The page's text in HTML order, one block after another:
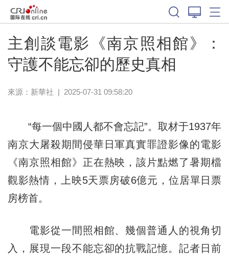
主創談電影《南京照相館》：
守護不能忘卻的歷史真相
來源： 新華社 | 2025-07-31 09:58:20
“每一個中國人都不會忘記”。取材于1937年
南京大屠殺期間侵華日軍真實罪證影像的電影
《南京照相館》正在熱映，該片點燃了暑期檔
觀影熱情，上映5天票房破6億元，位居單日票
房榜首。
電影從一間照相館、幾個普通人的視角切
入，展現一段不能忘卻的抗戰記憶。記者日前